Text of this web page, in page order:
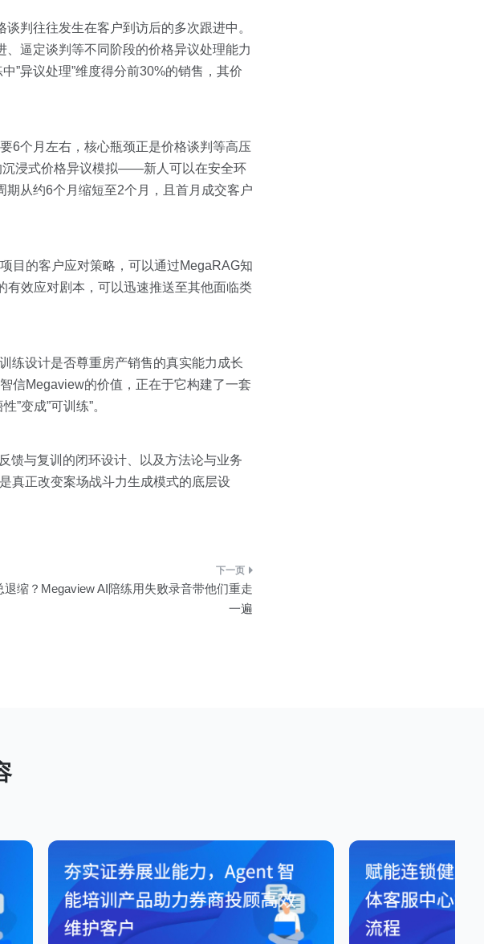
判往往发生在客户到访后的多次跟进中。
逼定谈判等不同阶段的价格异议处理能力
”异议处理”维度得分前30%的销售，其价
6个月左右，核心瓶颈正是价格谈判等高压
浸式价格异议模拟——新人可以在安全环
期从约6个月缩短至2个月，且首月成交客户
目的客户应对策略，可以通过MegaRAG知
有效应对剧本，可以迅速推送至其他面临类
练设计是否尊重房产销售的真实能力成长
信Megaview的价值，正在于它构建了一套
变成”可训练”。
馈与复训的闭环设计、以及方法论与业务
真正改变案场战斗力生成模式的底层设
缩？Megaview AI陪练用失败录音带他们重走
一遍